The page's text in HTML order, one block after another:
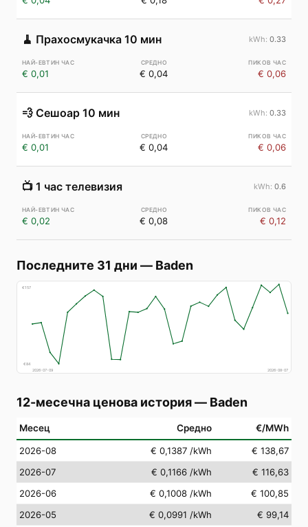
🧹 Прахосмукачка 10 мин 0.33
€ 0,01 € 0,04 € 0,06
💨 Сешоар 10 мин 0.33
€ 0,01 € 0,04 € 0,06
📺 1 час телевизия 0.6
€ 0,02 € 0,08 € 0,12
Последните 31 дни — Baden
€157
€84
2026-07-09
2026-08-07
12-месечна ценова история— Baden
Месец Средно €/MWh
2026-08 € 0,1387 /kWh
€ 138,67
2026-07
€ 0,1166 /kWh
€ 116,63
2026-06
€ 0,1008 /kWh
€ 100,85
2026-05
€ 0,0991 /kWh
€ 99,14